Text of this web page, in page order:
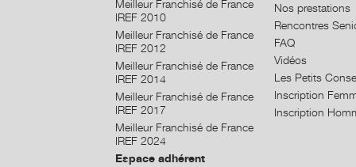
Meilleur Franchisé de France
IREF 2010
Meilleur Franchisé de France
IREF 2012
Meilleur Franchisé de France
IREF 2014
Meilleur Franchisé de France
IREF 2017
Meilleur Franchisé de France
IREF 2024
Espace adhérent
Nos prestations
Rencontres
FAQ
Vidéos
Les Petits
Inscription
Inscription